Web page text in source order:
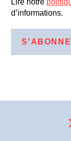
Lire notre
d’informations.